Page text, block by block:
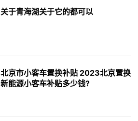
关于青海湖关于它的都可以
北京市小客车置换补贴 2023北京置换
新能源小客车补贴多少钱?